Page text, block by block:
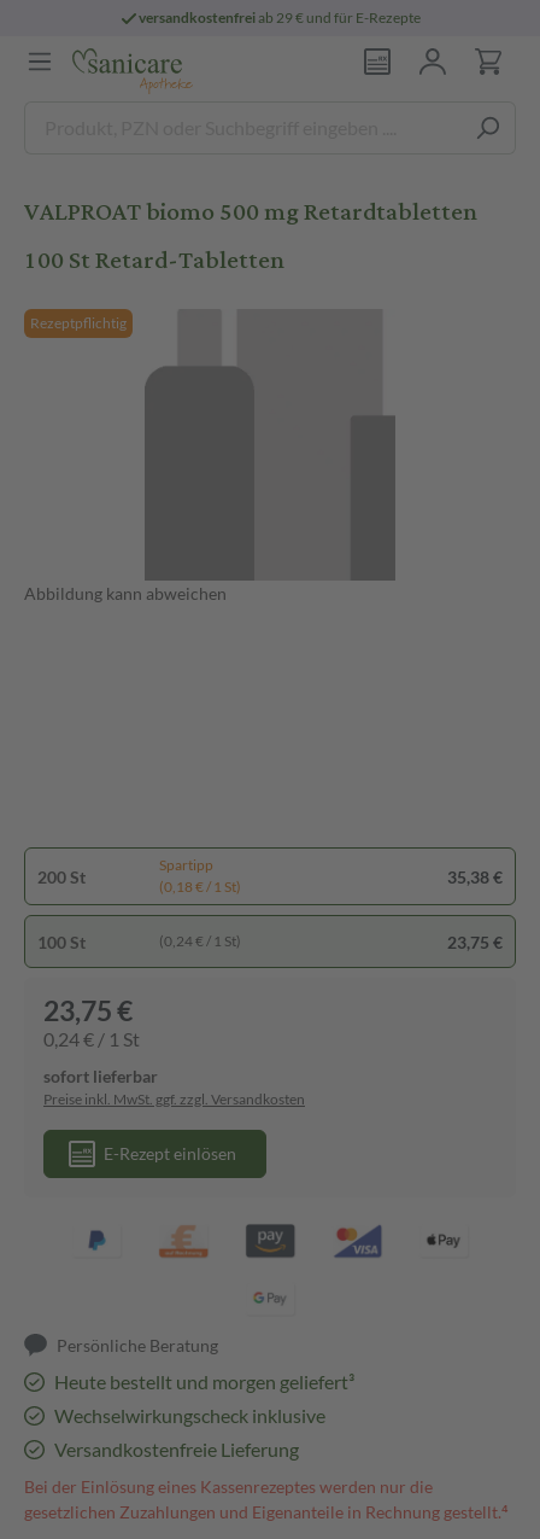
versandkostenfreiab 29 € und für E-Rezepte
VALPROAT biomo 500 mg Retardtabletten
100 St Retard-Tabletten
Rezeptpflichtig
Abbildung kann abweichen
200 St
Spartipp
(0,18 € / 1 St)
35,38 €
100 St (0,24 € / 1 St) 23,75 €
23,75 €
0,24 € / 1 St
sofort lieferbar
Preise inkl. MwSt. ggf. zzgl. Versandkosten
E-Rezept einlösen
Persönliche Beratung
Heute bestellt und morgen geliefert³
Wechselwirkungscheck inklusive
Versandkostenfreie Lieferung
Bei der Einlösung eines Kassenrezeptes werden nur die
gesetzlichen Zuzahlungen und Eigenanteile in Rechnung gestellt.⁴